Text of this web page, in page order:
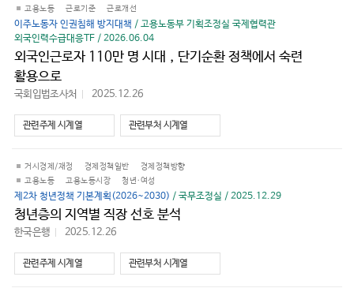
고용노동
근로기준 근로개선
이주노동자 인권침해 방지대책 / 고용노동부 기획조정실 국제협력관
외국인력수급대응TF / 2026.06.04
외국인근로자 110만 명 시대，단기순환 정책에서 숙련
활용으로
국회입법조사처 2025.12.26
가
기
관련주제 시계열 관련부처 시계열
거시경제/재정 경제정책일반
경제정책방향
고용노동
고용노동시장 청년·여성
제2차 청년정책 기본계획(2026~2030) / 국무조정실 / 2025.12.29
청년층의 지역별 직장 선호 분석
한국은행 2025.12.26
가
기
관련주제 시계열 관련부처 시계열